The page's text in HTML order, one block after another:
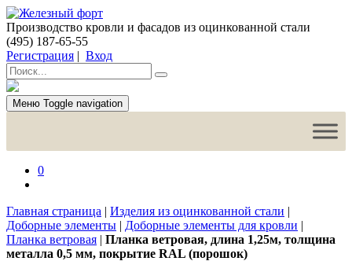
Производство кровли и фасадов из оцинкованной стали
(495) 187-65-55
Регистрация | Вход
Меню Toggle navigation
0
Главная страница | Изделия из оцинкованной стали |
Доборные элементы | Доборные элементы для кровли |
Планка ветровая | Планка ветровая, длина 1,25м, толщина
металла 0,5 мм, покрытие RAL (порошок)